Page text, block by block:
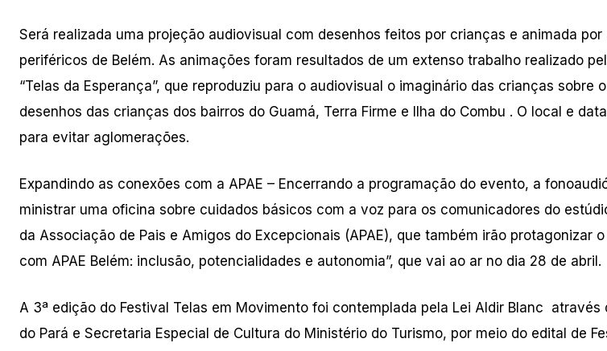
Será realizada uma projeção audiovisual com desenhos feitos por crianças e animada
periféricos de Belém. As animações foram resultados de um extenso trabalho realizado
“Telas da Esperança”, que reproduziu para o audiovisual o imaginário das crianças sobre
desenhos das crianças dos bairros do Guamá, Terra Firme e Ilha do Combu . O local e
para evitar aglomerações.
Expandindo as conexões com a APAE – Encerrando a programação do evento, a
ministrar uma oficina sobre cuidados básicos com a voz para os comunicadores do
da Associação de Pais e Amigos do Excepcionais (APAE), que também irão protagonizar
com APAE Belém: inclusão, potencialidades e autonomia”, que vai ao ar no dia 28 de abril.
A 3ª edição do Festival Telas em Movimento foi contemplada pela Lei Aldir Blanc através
do Pará e Secretaria Especial de Cultura do Ministério do Turismo, por meio do edital de